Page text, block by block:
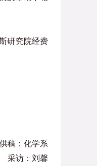
研究院经费
供稿：化学系
采访：刘馨